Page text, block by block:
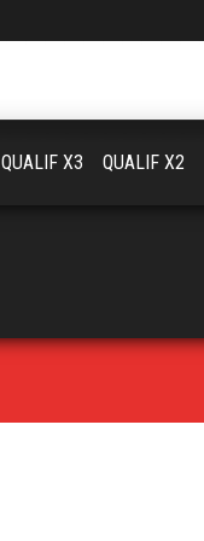
QUALIF X3 QUALIF X2